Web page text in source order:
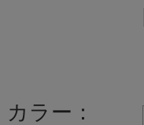
カラー：